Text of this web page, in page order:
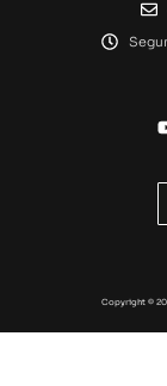
Copyright ©